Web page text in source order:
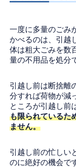
一度に多量のごみ
かべるのは、引越
体は粗大ごみを数
量の不用品を処分
引越し前は断捨離
分すれば荷物が減
ところが引越し前
も限られているた
ません。
引越し前の忙しい
のに絶好の機会で